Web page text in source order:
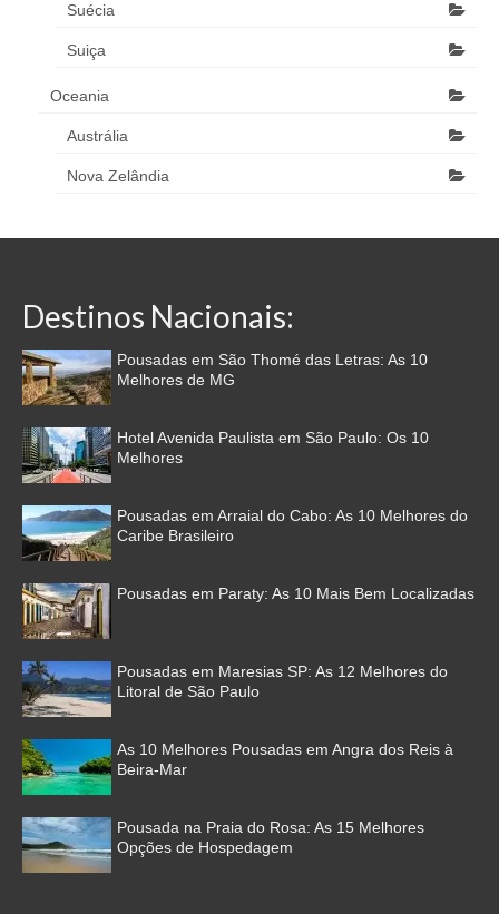
Suécia
Suiça
Oceania
Austrália
Nova Zelândia
Destinos Nacionais:
Pousadas em São Thomé das Letras: As 10
Melhores de MG
Hotel Avenida Paulista em São Paulo: Os 10
Melhores
Pousadas em Arraial do Cabo: As 10 Melhores do
Caribe Brasileiro
Pousadas em Paraty: As 10 Mais Bem Localizadas
Pousadas em Maresias SP: As 12 Melhores do
Litoral de São Paulo
As 10 Melhores Pousadas em Angra dos Reis à
Beira-Mar
Pousada na Praia do Rosa: As 15 Melhores
Opções de Hospedagem